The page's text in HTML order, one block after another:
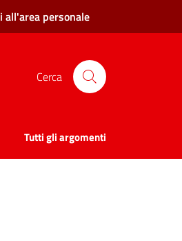
all'area personale
Cerca
Tutti gli argomenti